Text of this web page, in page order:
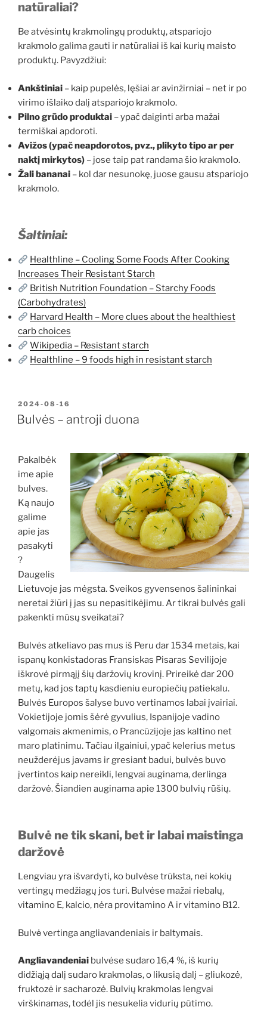
natūraliai?
Be atvėsintų krakmolingų produktų, atspariojo
krakmolo galima gauti ir natūraliai iš kai kurių maisto
produktų. Pavyzdžiui:
Ankštiniai – kaip pupelės, lęšiai ar avinžirniai – net ir po
virimo išlaiko dalį atspariojo krakmolo.
Pilno grūdo produktai – ypač daiginti arba mažai
termiškai apdoroti.
Avižos (ypač neapdorotos, pvz., plikyto tipo ar per
naktį mirkytos) – jose taip pat randama šio krakmolo.
Žali bananai – kol dar nesunokę, juose gausu atspariojo
krakmolo.
Šaltiniai:
Healthline – Cooling Some Foods After Cooking
Increases Their Resistant Starch
British Nutrition Foundation – Starchy Foods
(Carbohydrates)
Harvard Health – More clues about the healthiest
carb choices
Wikipedia – Resistant starch
Healthline – 9 foods high in resistant starch
PASKELBTA
2024-08-16
Bulvės – antroji duona
Pakalbėk
ime apie
bulves.
Ką naujo
galime
apie jas
pasakyti
?
Daugelis
Lietuvoje jas mėgsta. Sveikos gyvensenos šalininkai
neretai žiūri į jas su nepasitikėjimu. Ar tikrai bulvės gali
pakenkti mūsų sveikatai?
Bulvės atkeliavo pas mus iš Peru dar 1534 metais, kai
ispanų konkistadoras Fransiskas Pisaras Sevilijoje
iškrovė pirmąjį šių daržovių krovinį. Prireikė dar 200
metų, kad jos taptų kasdieniu europiečių patiekalu.
Bulvės Europos šalyse buvo vertinamos labai įvairiai.
Vokietijoje jomis šėrė gyvulius, Ispanijoje vadino
valgomais akmenimis, o Prancūzijoje jas kaltino net
maro platinimu. Tačiau ilgainiui, ypač kelerius metus
neužderėjus javams ir gresiant badui, bulvės buvo
įvertintos kaip nereikli, lengvai auginama, derlinga
daržovė. Šiandien auginama apie 1300 bulvių rūšių.
Bulvė ne tik skani, bet ir labai maistinga
daržovė
Lengviau yra išvardyti, ko bulvėse trūksta, nei kokių
vertingų medžiagų jos turi. Bulvėse mažai riebalų,
vitamino E, kalcio, nėra provitamino A ir vitamino B12.
Bulvė vertinga angliavandeniais ir baltymais.
Angliavandeniai bulvėse sudaro 16,4 %, iš kurių
didžiąją dalį sudaro krakmolas, o likusią dalį – gliukozė,
fruktozė ir sacharozė. Bulvių krakmolas lengvai
virškinamas, todėl jis nesukelia vidurių pūtimo.